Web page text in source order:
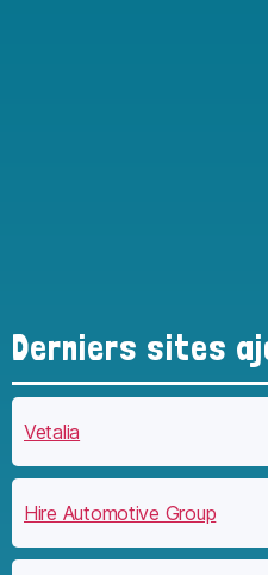
Derniers sites
Vetalia
Hire Automotive Group